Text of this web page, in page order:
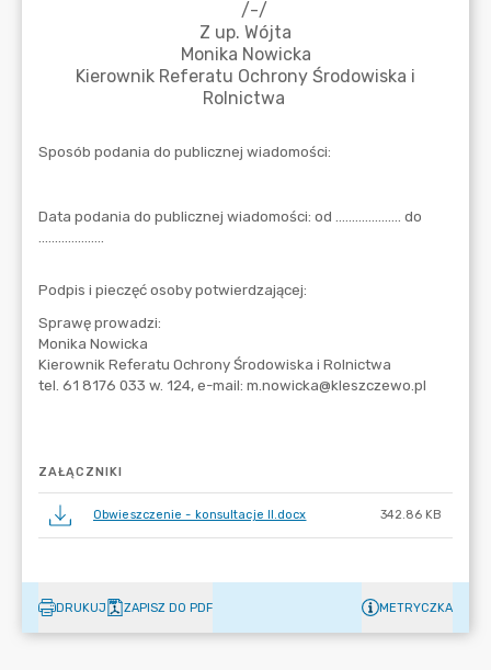
ZAŁĄCZNIKI
Obwieszczenie - konsultacje II.docx 342.86 KB
DRUKUJ ZAPISZ DO PDF METRYCZKA